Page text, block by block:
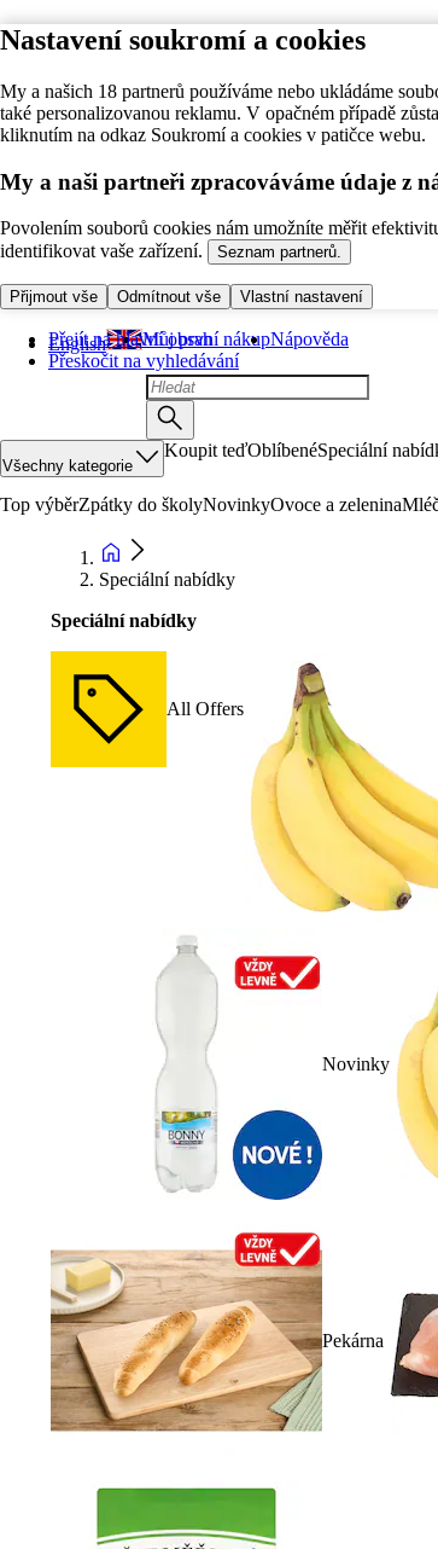
Nastavení soukromí a cookies
My a našich 18 partnerů používáme nebo ukládáme
také personalizovanou reklamu. V opačném případě
kliknutím na odkaz Soukromí a cookies v patičce webu.
My a naši partneři zpracováváme údaje z
Povolením souborů cookies nám umožníte měřit
identifikovat vaše zařízení.
Seznam partnerů.
Přijmout vše Odmítnout vše Vlastní nastavení
Přejít na hlavní obsah
Přeskočit na vyhledávání
English Můj první nákupNápověda
Všechny kategorie
Koupit teďOblíbenéSpeciální
Top výběrZpátky do školyNovinkyOvoce a zelenina
Speciální nabídky
Speciální nabídky
All Offers
Novinky
Pekárna